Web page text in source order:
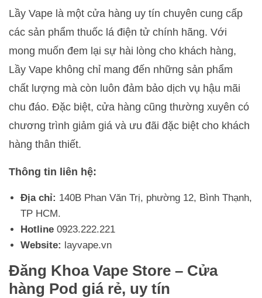
Lầy Vape là một cửa hàng uy tín chuyên cung cấp
các sản phẩm thuốc lá điện tử chính hãng. Với
mong muốn đem lại sự hài lòng cho khách hàng,
Lầy Vape không chỉ mang đến những sản phẩm
chất lượng mà còn luôn đảm bảo dịch vụ hậu mãi
chu đáo. Đặc biệt, cửa hàng cũng thường xuyên có
chương trình giảm giá và ưu đãi đặc biệt cho khách
hàng thân thiết.
Thông tin liên hệ:
Địa chỉ: 140B Phan Văn Trị, phường 12, Bình Thạnh,
TP HCM.
Hotline 0923.222.221
Website: layvape.vn
Đăng Khoa Vape Store – Cửa
hàng Pod giá rẻ, uy tín